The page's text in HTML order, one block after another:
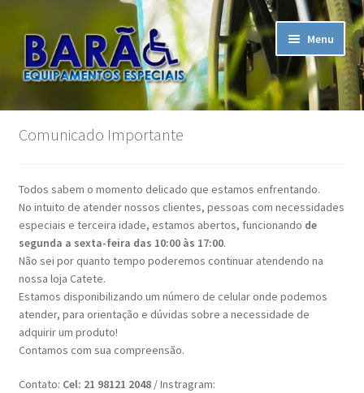
Pular
para
navegação
Pular
para
o
Menu
Início
Assistência Técnica
Carrinho
Contato
Finalizar compra
Comunicado Importante
Todos sabem o momento delicado que estamos enfrentando.
No intuito de atender nossos clientes, pessoas com necessidades
especiais e terceira idade, estamos abertos, funcionando de
segunda a sexta-feira das 10:00 às 17:00.
Não sei por quanto tempo poderemos continuar atendendo na
nossa loja Catete.
Estamos disponibilizando um número de celular onde podemos
atender, para orientação e dúvidas sobre a necessidade de
adquirir um produto!
Contamos com sua compreensão.
Contato: Cel: 21 98121 2048/ Instragram: